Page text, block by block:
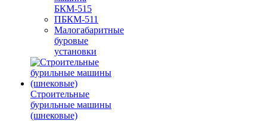
БКМ-515
ПБКМ-511
Малогабаритные
буровые
установки
Строительные
бурильные машины
(шнековые)